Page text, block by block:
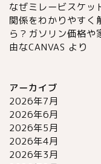
なぜミレービスケッ
関係をわかりやすく
ら？ガソリン価格や
由なCANVAS より
アーカイブ
2026年7月
2026年6月
2026年5月
2026年4月
2026年3月